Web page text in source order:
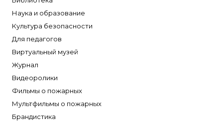
Наука и образование
Культура безопасности
Для педагогов
Виртуальный музей
Журнал
Видеоролики
Фильмы о пожарных
Мультфильмы о пожарных
Брандистика